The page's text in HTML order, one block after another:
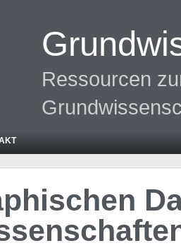
Ressourcen